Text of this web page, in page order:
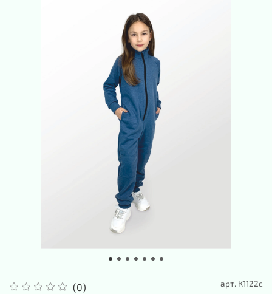
(0) арт. К1122с